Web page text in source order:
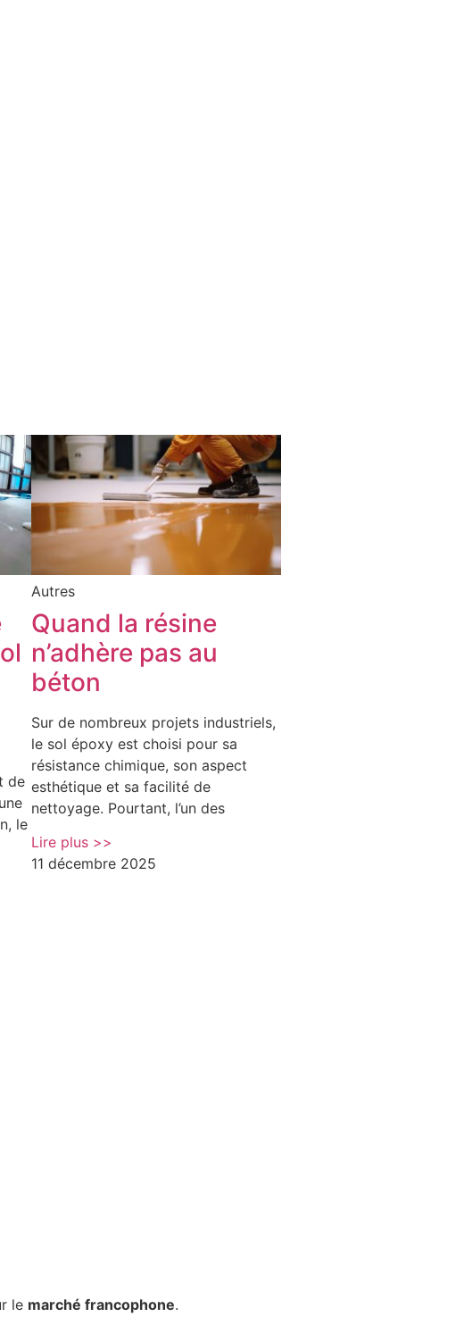
de
le
Autres
Quand la résine
n’adhère pas au
béton
Sur de nombreux projets industriels,
le sol époxy est choisi pour sa
résistance chimique, son aspect
esthétique et sa facilité de
nettoyage. Pourtant, l’un des
Lire plus >>
11 décembre 2025
le marché francophone.